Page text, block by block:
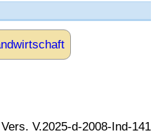
V.2025-d-2008-Ind-141